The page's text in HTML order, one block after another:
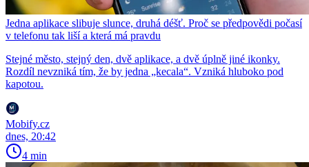
Jedna aplikace slibuje slunce, druhá déšť. Proč se předpovědi počasí
v telefonu tak liší a která má pravdu
Stejné město, stejný den, dvě aplikace, a dvě úplně jiné ikonky.
Rozdíl nevzniká tím, že by jedna „kecala“. Vzniká hluboko pod
kapotou.
Mobify.cz
dnes, 20:42
4 min